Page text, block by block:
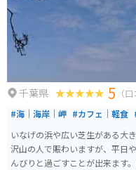
あり、家族連れやグループでの
く咲き、花見スポットとしても
の駐車場や休憩所が完備されてい
千葉県 5 （
#海｜海岸｜岬 #カフェ｜軽食
いなげの浜や広い芝生がある大
沢山の人で賑わいますが、平日
んびりと過ごすことが出来ます